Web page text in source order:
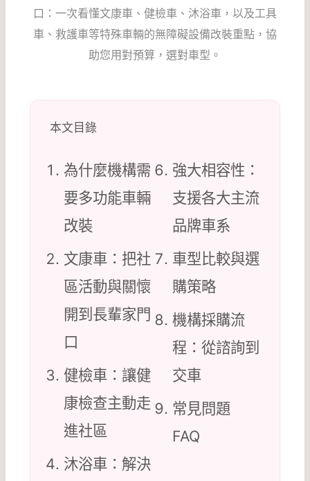
口：一次看懂文康車、健檢車、沐浴車，以及工具
車、救護車等特殊車輛的無障礙設備改裝重點，協
助您用對預算，選對車型。
本文目錄
為什麼機構需
要多功能車輛
改裝
文康車：把社
區活動與關懷
開到長輩家門
口
健檢車：讓健
康檢查主動走
進社區
沐浴車：解決
強大相容性：
支援各大主流
品牌車系
車型比較與選
購策略
機構採購流
程：從諮詢到
交車
常見問題
FAQ